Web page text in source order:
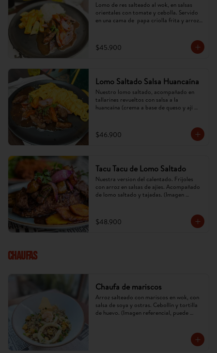
Lomo de res salteado al wok, en salsas
orientales con tomate y cebolla. Servido
en una cama de  papa criolla frita y arroz.
$45.900
Lomo Saltado Salsa Huancaína
Nuestro lomo saltado, acompañado en
tallarines revueltos con salsa a la
huancaína (crema a base de queso y ají
$46.900
Tacu Tacu de Lomo Saltado
Nuestra version del calentado. Frijoles
con arroz en salsas de ajíes. Acompañado
de lomo saltado y tajadas. (Imagen
$48.900
CHAUFAS
Chaufa de mariscos
Arroz salteado con mariscos en wok, con
salsa de soya y ostras. Cebollín y tortilla
de huevo. (Imagen referencial, puede